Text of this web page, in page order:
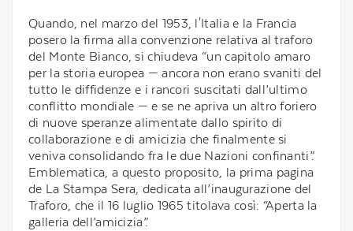
Quando, nel marzo del 1953, l'Italia e la Francia
posero la firma alla convenzione relativa al traforo
del Monte Bianco, si chiudeva “un capitolo amaro
per la storia europea — ancora non erano svaniti del
tutto le diffidenze e i rancori suscitati dall’ultimo
conflitto mondiale — e se ne apriva un altro foriero
di nuove speranze alimentate dallo spirito di
collaborazione e di amicizia che finalmente si
veniva consolidando fra le due Nazioni confinanti”.
Emblematica, a questo proposito, la prima pagina
de La Stampa Sera, dedicata all’inaugurazione del
Traforo, che il 16 luglio 1965 titolava così: “Aperta la
galleria dell’amicizia”.